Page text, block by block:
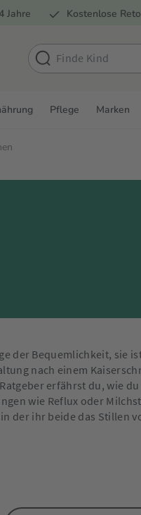
Jahre Kostenlose
Pflege Marken
der Bequemlichkeit, sie
nach einem
erfährst du, wie
wie Reflux oder
der ihr beide das Stillen